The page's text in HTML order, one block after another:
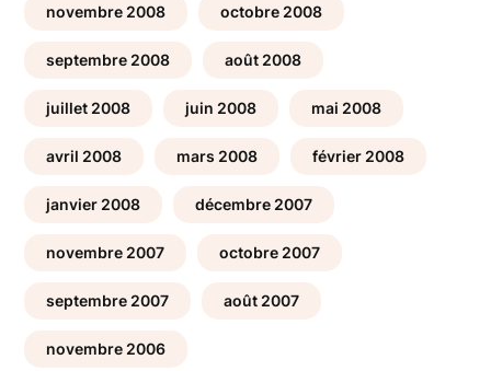
novembre 2008 octobre 2008
septembre 2008 août 2008
juillet 2008 juin 2008 mai 2008
avril 2008 mars 2008 février 2008
janvier 2008 décembre 2007
novembre 2007 octobre 2007
septembre 2007 août 2007
novembre 2006